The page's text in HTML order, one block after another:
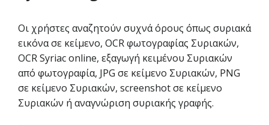
Οι χρήστες αναζητούν συχνά όρους όπως συριακά
εικόνα σε κείμενο, OCR φωτογραφίας Συριακών,
OCR Syriac online, εξαγωγή κειμένου Συριακών
από φωτογραφία, JPG σε κείμενο Συριακών, PNG
σε κείμενο Συριακών, screenshot σε κείμενο
Συριακών ή αναγνώριση συριακής γραφής.